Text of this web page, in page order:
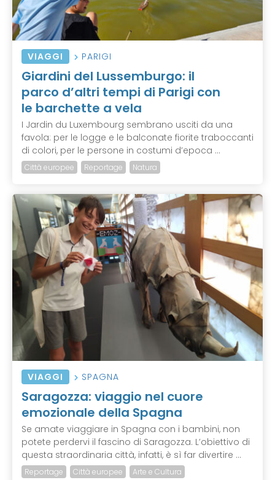
VIAGGI PARIGI
Giardini del Lussemburgo: il
parco d’altri tempi di Parigi con
le barchette a vela
I Jardin du Luxembourg sembrano usciti da una
favola: per le logge e le balconate fiorite traboccanti
di colori, per le persone in costumi d’epoca ...
Città europee Reportage Natura
VIAGGI SPAGNA
Saragozza: viaggio nel cuore
emozionale della Spagna
Se amate viaggiare in Spagna con i bambini, non
potete perdervi il fascino di Saragozza. L’obiettivo di
questa straordinaria città, infatti, è sì far divertire ...
Reportage Città europee Arte e Cultura